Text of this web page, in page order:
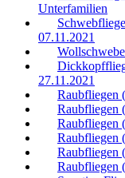
Unterfamilien
07.11.2021
27.11.2021
Raubfliegen
Raubfliegen
Raubfliegen
Raubfliegen
Raubfliegen
Raubfliegen